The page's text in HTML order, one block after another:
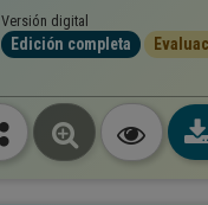
Versión digital
Edición completa